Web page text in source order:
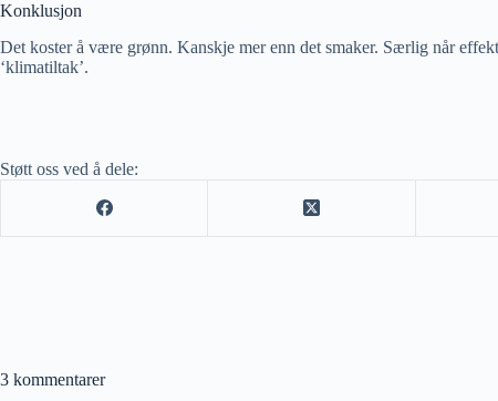
Konklusjon
Det koster å være grønn. Kanskje mer enn det smaker. Særlig når
‘klimatiltak’.
Støtt oss ved å dele:
3 kommentarer